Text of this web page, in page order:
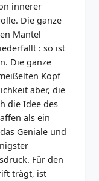
innerer
Die ganze
Mantel
: so ist
Die ganze
Kopf
aber, die
die Idee des
als ein
Geniale und
Für den
trägt, ist